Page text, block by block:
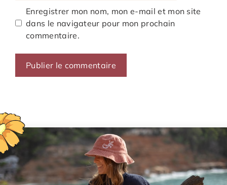
Enregistrer mon nom, mon e-mail et mon site
dans le navigateur pour mon prochain
commentaire.